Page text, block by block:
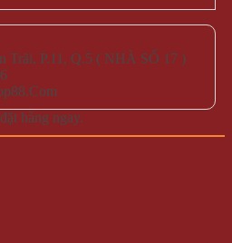
Trãi, P.11, Q.5 ( NHÀ SỐ 17 )
hàng ngay.